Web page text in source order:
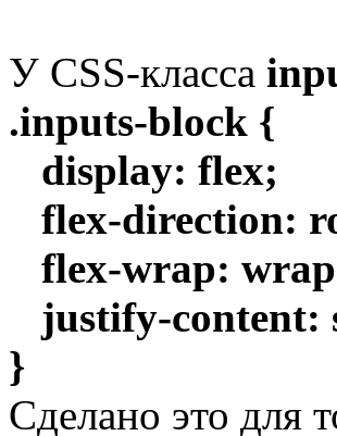
У CSS-класса
.inputs-block {
display: flex;
flex-direction:
flex-wrap:
justify-content:
}
Сделано это для